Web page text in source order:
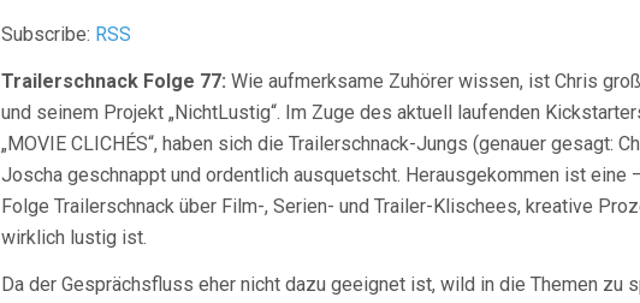
Subscribe: RSS
Trailerschnack Folge 77: Wie aufmerksame Zuhörer wissen, ist Chris
und seinem Projekt „NichtLustig“. Im Zuge des aktuell laufenden
„MOVIE CLICHÉS“, haben sich die Trailerschnack-Jungs (genauer gesagt:
Joscha geschnappt und ordentlich ausquetscht. Herausgekommen ist eine
Folge Trailerschnack über Film-, Serien- und Trailer-Klischees, kreative
wirklich lustig ist.
Da der Gesprächsfluss eher nicht dazu geeignet ist, wild in die Themen zu